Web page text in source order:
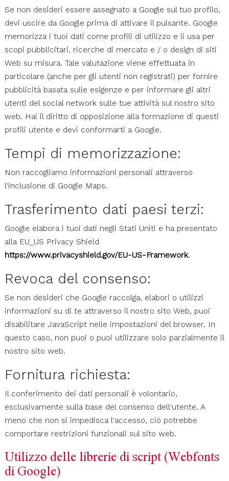
Se non desideri essere assegnato a Google sul tuo profilo,
devi uscire da Google prima di attivare il pulsante. Google
memorizza i tuoi dati come profili di utilizzo e li usa per
scopi pubblicitari, ricerche di mercato e / o design di siti
Web su misura. Tale valutazione viene effettuata in
particolare (anche per gli utenti non registrati) per fornire
pubblicità basata sulle esigenze e per informare gli altri
utenti del social network sulle tue attività sul nostro sito
web. Hai il diritto di opposizione alla formazione di questi
profili utente e devi conformarti a Google.
Tempi di memorizzazione:
Non raccogliamo informazioni personali attraverso
l'inclusione di Google Maps.
Trasferimento dati paesi terzi:
Google elabora i tuoi dati negli Stati Uniti e ha presentato
alla EU_US Privacy Shield
https://www.privacyshield.gov/EU-US-Framework.
Revoca del consenso:
Se non desideri che Google raccolga, elabori o utilizzi
informazioni su di te attraverso il nostro sito Web, puoi
disabilitare JavaScript nelle impostazioni del browser. In
questo caso, non puoi o puoi utilizzare solo parzialmente il
nostro sito web.
Fornitura richiesta:
Il conferimento dei dati personali è volontario,
esclusivamente sulla base del consenso dell'utente. A
meno che non si impedisca l'accesso, ciò potrebbe
comportare restrizioni funzionali sul sito web.
Utilizzo delle librerie di script (Webfonts
di Google)